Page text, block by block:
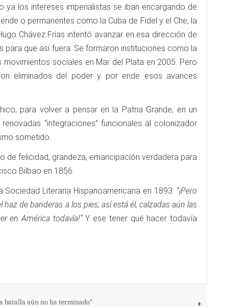
los intereses imperialistas se iban encargando de
o permanentes como la Cuba de Fidel y el Che, la
Chávez Frías intentó avanzar en esa dirección de
para que así fuera. Se formaron instituciones como la
movimientos sociales en Mar del Plata en 2005. Pero
eliminados del poder y por ende esos avances
para volver a pensar en la Patria Grande, en un
“integraciones” funcionales al colonizador
sometido.
de felicidad, grandeza, emancipación verdadera para
Bilbao en 1856.
Literaria Hispanoamericana en 1893: “¡Pero
de banderas a los pies; así está él, calzadas aún las
en América todavía!”Y ese tener qué hacer todavía
batalla aún no ha terminado”